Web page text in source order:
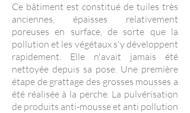
Ce bâtiment est constitué de tuiles très
anciennes, épaisses relativement
poreuses en surface, de sorte que la
pollution et les végétaux s'y développent
rapidement. Elle n'avait jamais été
nettoyée depuis sa pose. Une première
étape de grattage des grosses mousses a
été réalisée à la perche. La pulvérisation
de produits anti-mousse et anti pollution